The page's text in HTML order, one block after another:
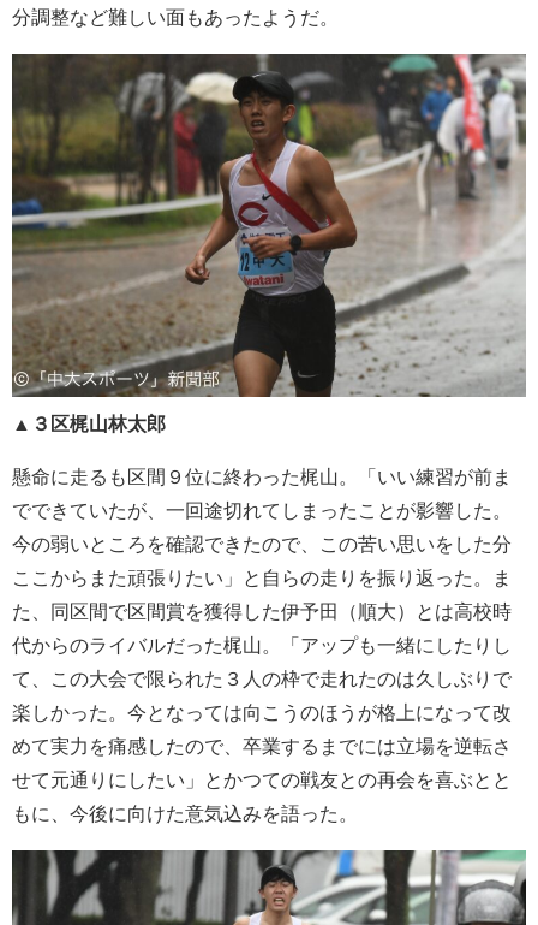
分調整など難しい面もあったようだ。
▲３区梶山林太郎
懸命に走るも区間９位に終わった梶山。「いい練習が前ま
でできていたが、一回途切れてしまったことが影響した。
今の弱いところを確認できたので、この苦い思いをした分
ここからまた頑張りたい」と自らの走りを振り返った。ま
た、同区間で区間賞を獲得した伊予田（順大）とは高校時
代からのライバルだった梶山。「アップも一緒にしたりし
て、この大会で限られた３人の枠で走れたのは久しぶりで
楽しかった。今となっては向こうのほうが格上になって改
めて実力を痛感したので、卒業するまでには立場を逆転さ
せて元通りにしたい」とかつての戦友との再会を喜ぶとと
もに、今後に向けた意気込みを語った。